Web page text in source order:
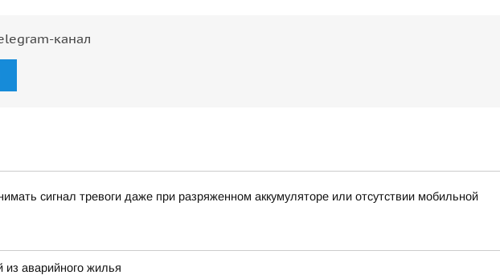
канал
сигнал тревоги даже при разряженном аккумуляторе или отсутствии мобильной
аварийного жилья